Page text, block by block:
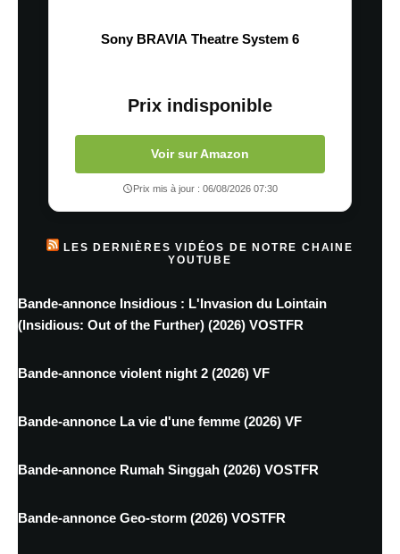
Sony BRAVIA Theatre System 6
Prix indisponible
Voir sur Amazon
Prix mis à jour : 06/08/2026 07:30
LES DERNIÈRES VIDÉOS DE NOTRE CHAINE
YOUTUBE
Bande-annonce Insidious : L'Invasion du Lointain
(Insidious: Out of the Further) (2026) VOSTFR
Bande-annonce violent night 2 (2026) VF
Bande-annonce La vie d'une femme (2026) VF
Bande-annonce Rumah Singgah (2026) VOSTFR
Bande-annonce Geo-storm (2026) VOSTFR